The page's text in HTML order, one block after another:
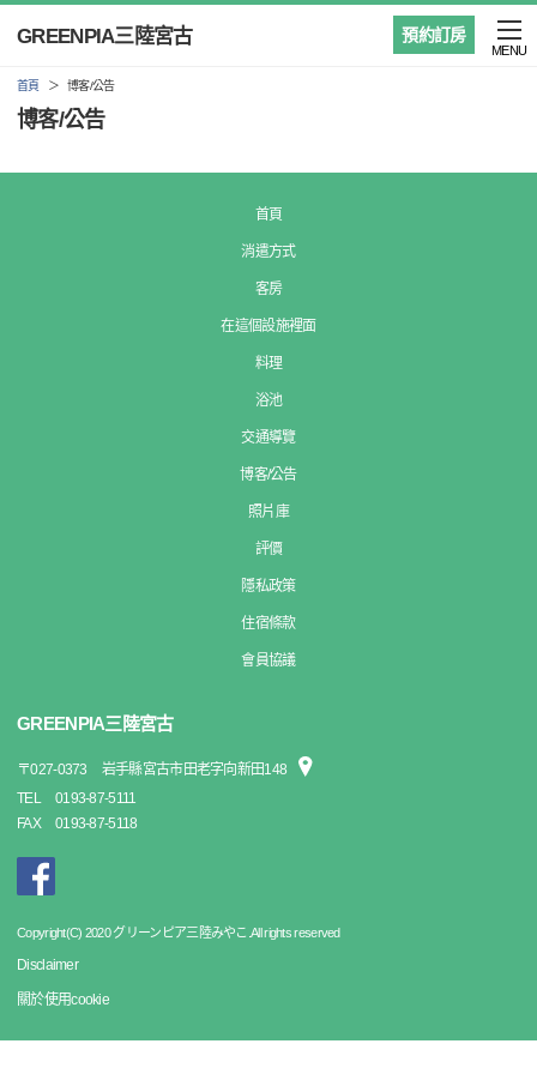
預約訂房
GREENPIA三陸宮古
MENU
首頁 博客/公告
博客/公告
首頁
消遣方式
客房
在這個設施裡面
料理
浴池
交通導覽
博客/公告
照片庫
評價
隱私政策
住宿條款
會員協議
GREENPIA三陸宮古
〒027-0373
岩手縣宮古市田老字向新田148
TEL
0193-87-5111
FAX
0193-87-5118
Copyright(C) 2020 グリーンピア三陸みやこ.All rights reserved
Disclaimer
關於使用cookie